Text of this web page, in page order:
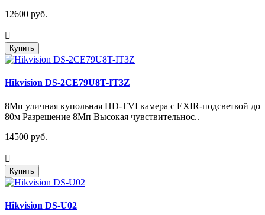
12600 руб.
Купить
Hikvision DS-2CE79U8T-IT3Z
8Мп уличная купольная HD-TVI камера с EXIR-подсветкой до
80м Разрешение 8Мп Высокая чувствительнос..
14500 руб.
Купить
Hikvision DS-U02